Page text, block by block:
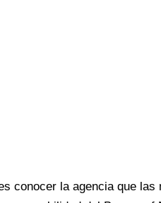
conocer la agencia que las